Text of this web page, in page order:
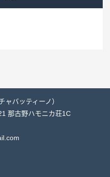
バッティーノ）
那古野ハモニカ荘1C